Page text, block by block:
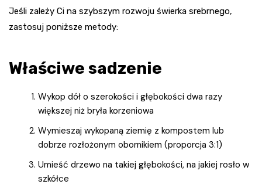
Jeśli zależy Ci na szybszym rozwoju świerka srebrnego,
zastosuj poniższe metody:
Właściwe sadzenie
Wykop dół o szerokości i głębokości dwa razy
większej niż bryła korzeniowa
Wymieszaj wykopaną ziemię z kompostem lub
dobrze rozłożonym obornikiem (proporcja 3:1)
Umieść drzewo na takiej głębokości, na jakiej rosło w
szkółce